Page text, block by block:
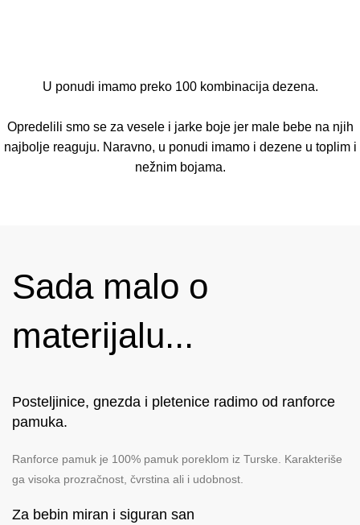
U ponudi imamo preko 100 kombinacija dezena.
Opredelili smo se za vesele i jarke boje jer male bebe na njih
najbolje reaguju. Naravno, u ponudi imamo i dezene u toplim i
nežnim bojama.
Sada malo o
materijalu...
Posteljinice, gnezda i pletenice radimo od ranforce
pamuka.
Ranforce pamuk je 100% pamuk poreklom iz Turske. Karakteriše
ga visoka prozračnost, čvrstina ali i udobnost.
Za bebin miran i siguran san